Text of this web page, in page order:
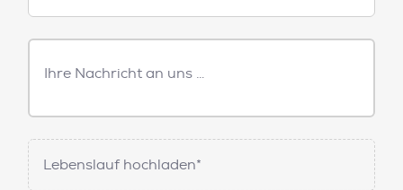
Freitext
Nachricht
Lebenslauf hochladen*